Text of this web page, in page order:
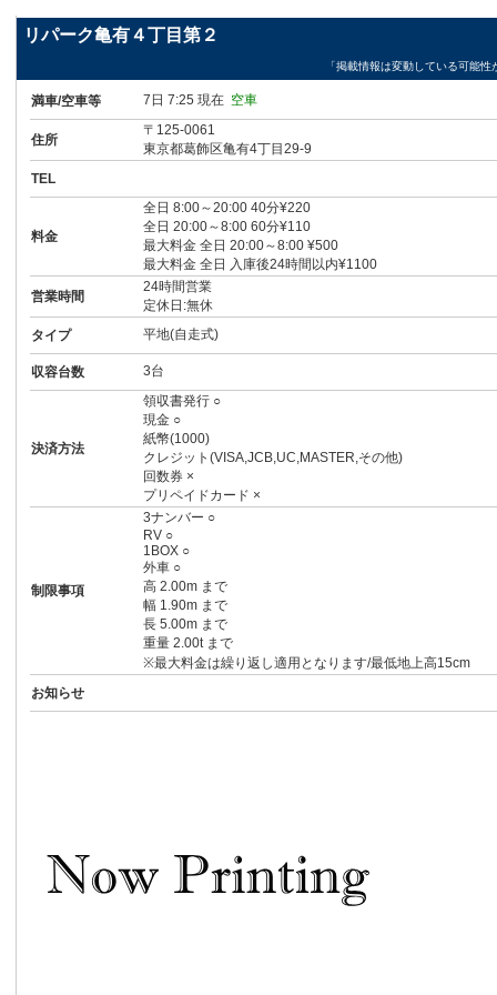
リパーク亀有４丁目第２
「掲載情報は変動している可能
満車/空車等 7日 7:25 現在 空車
住所
〒125-0061
東京都葛飾区亀有4丁目29-9
TEL
料金
全日 8:00～20:00 40分¥220
全日 20:00～8:00 60分¥110
最大料金 全日 20:00～8:00 ¥500
最大料金 全日 入庫後24時間以内¥1100
営業時間
24時間営業
定休日:無休
タイプ
平地(自走式)
収容台数 3台
決済方法
領収書発行 ○
現金 ○
紙幣(1000)
クレジット(VISA,JCB,UC,MASTER,その他)
回数券 ×
プリペイドカード ×
制限事項
3ナンバー ○
RV ○
1BOX ○
外車 ○
高 2.00m まで
幅 1.90m まで
長 5.00m まで
重量 2.00t まで
※最大料金は繰り返し適用となります/最低地上高15cm
お知らせ